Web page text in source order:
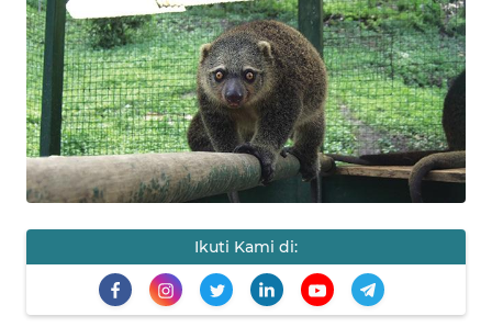
Ikuti Kami di:
SAINS-TEKNO
KESEHATAN
INTERNASIONAL
SERBA-SERBI
PENDIDIKAN